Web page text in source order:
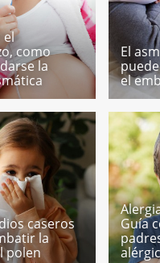
el
como
la
El
el
caseros
la
polen
Guía